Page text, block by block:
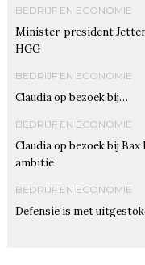
BEDRIJF EN ECONOMIE
Minister-president
HGG
BEDRIJF EN ECONOMIE
Claudia op bezoek bij…
BEDRIJF EN ECONOMIE
Claudia op bezoek bij
ambitie
BEDRIJF EN ECONOMIE
Defensie is met